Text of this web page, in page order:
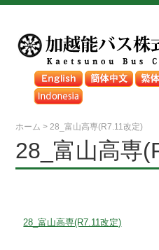
ホーム > 28_富山高専(R7.11改定)
28_富山高専
28_富山高専(R7.11改定)